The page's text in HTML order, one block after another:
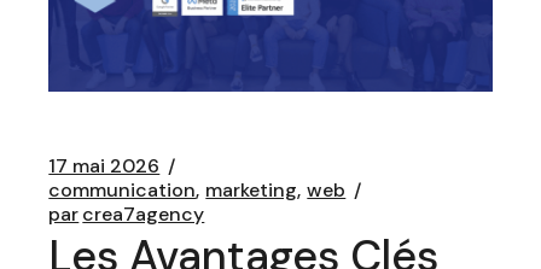
17 mai 2026
communication marketing web
parcrea7agency
Les Avantages Clés